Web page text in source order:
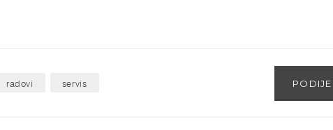
radovi servis